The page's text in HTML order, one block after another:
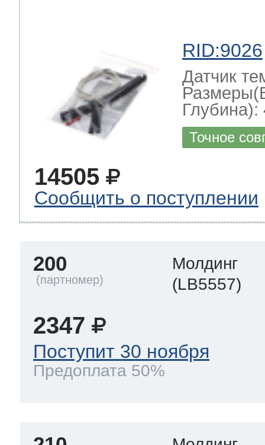
RID:9026
Датчик
Глубина):
Точное
14505
Сообщить о поступлении
200
Молдинг
(LB5557)
2347
Поступит 30 ноября
Предоплата 50%